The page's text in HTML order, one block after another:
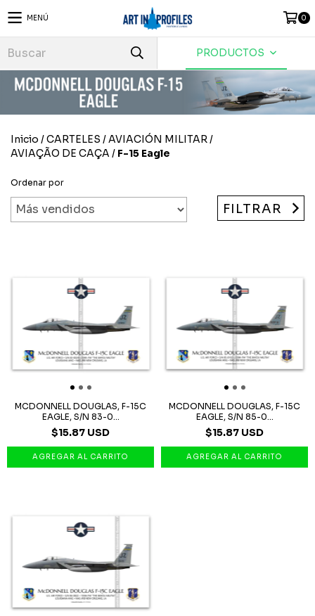
MENÚ 0
PRODUCTOS
Inicio /CARTELES /AVIACIÓN MILITAR /
AVIAÇÃO DE CAÇA / F-15 Eagle
Ordenar por
FILTRAR
MCDONNELL DOUGLAS, F-15C
EAGLE, S/N 83-0...
$15.87 USD
MCDONNELL DOUGLAS, F-15C
EAGLE, S/N 85-0...
$15.87 USD